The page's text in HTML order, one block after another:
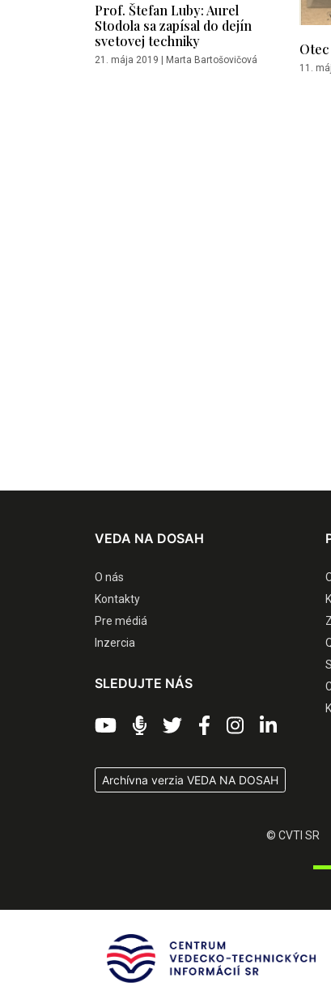
Prof.​ Štefan Luby: Aurel
Stodola sa zapísal do dejín
svetovej techniky
21. mája 2019 Marta Bartošovičová
11.
VEDA NA DOSAH
O nás
Kontakty
Pre médiá
Inzercia
SLEDUJTE NÁS
Archívna verzia VEDA NA DOSAH
© CVTI SR